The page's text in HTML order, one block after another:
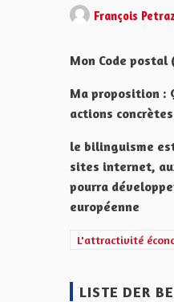
François
Mon Code postal
Ma proposition :
actions
le bilinguisme
sites internet,
pourra
européenne
Ergebnisse nach
L'attractivité
LISTE DER